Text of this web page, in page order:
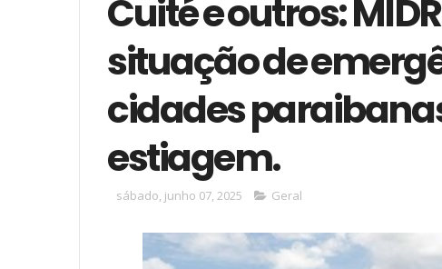
Cuité e outros:
situação de
cidades
estiagem.
sábado, junho 07, 2025 Geral